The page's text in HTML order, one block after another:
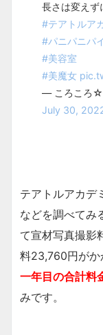
長さは変え
#テアトルア
#パニパニパ
#美容室
#美魔女
— ころころ☆
July 30,
テアトルアカデ
などを調べてみ
て宣材写真撮影
料23,760円がか
一年目の合計料
みです。